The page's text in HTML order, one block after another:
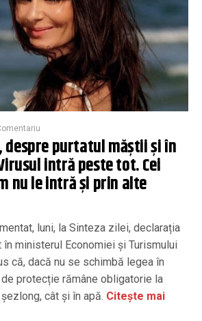
despre purtatul măștii și în
intră peste tot. Cei
nu le intră și prin alte
luni, la Sinteza zilei, declarația
ministerul Economiei şi Turismului
că, dacă nu se schimbă legea în
protecție rămâne obligatorie la
cât și în apă. Citește mai